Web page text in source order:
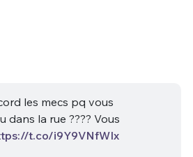
les mecs pq vous
dans la rue ???? Vous
t.co/i9Y9VNfWIx